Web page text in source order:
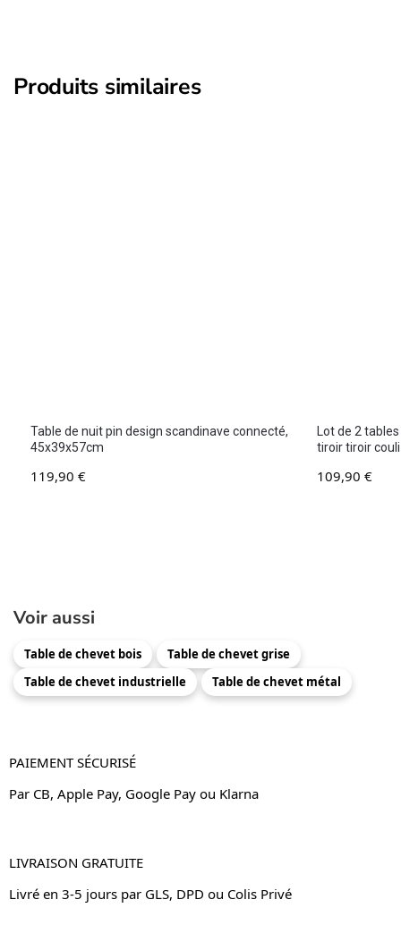
Produits similaires
Table de nuit pin design scandinave connecté,
45x39x57cm
119,90 €
Lot de 2
tiroir tiroir
109,90 €
Voir aussi
Table de chevet bois
Table de chevet grise
Table de chevet industrielle
Table de chevet métal
PAIEMENT SÉCURISÉ
Par CB, Apple Pay, Google Pay ou Klarna
LIVRAISON GRATUITE
Livré en 3-5 jours par GLS, DPD ou Colis Privé